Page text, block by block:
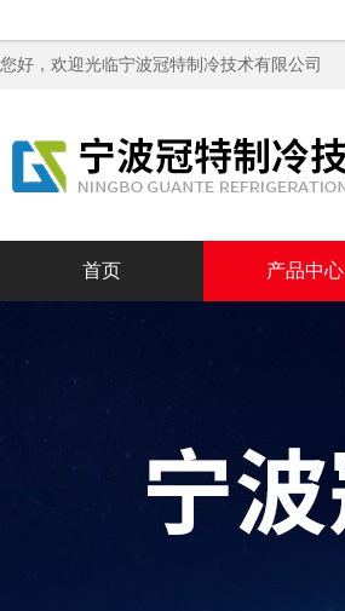
您好，欢迎光临宁波冠特制冷技术有限公司
首页 产品中心